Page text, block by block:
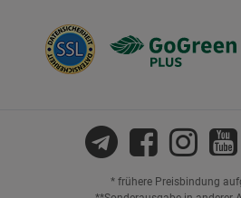
* frühere Preisbindung